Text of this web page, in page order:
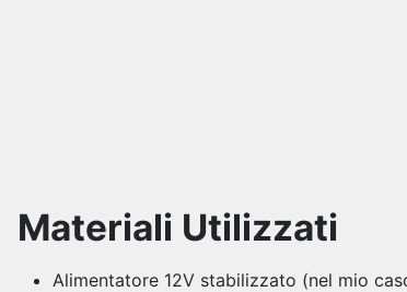
Materiali Utilizzati
Alimentatore 12V stabilizzato (nel mio